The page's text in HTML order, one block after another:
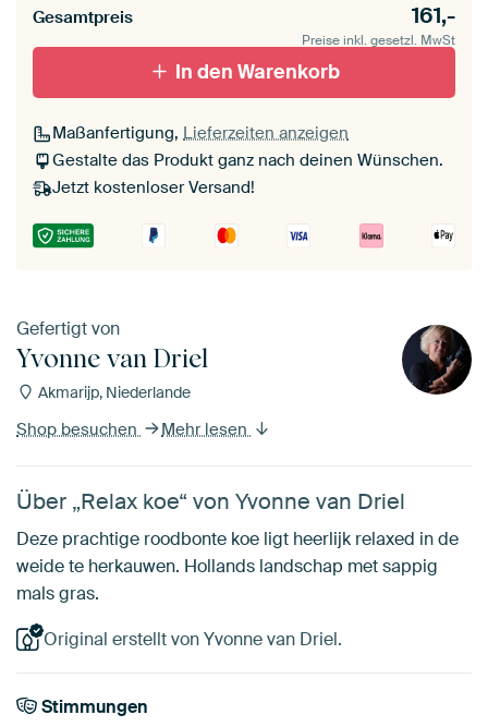
Gesamtpreis 161,-
Preise inkl. gesetzl. MwSt
In den Warenkorb
Maßanfertigung, Lieferzeiten anzeigen
Gestalte das Produkt ganz nach deinen Wünschen.
Jetzt kostenloser Versand!
Gefertigt von
Yvonne van Driel
Akmarijp, Niederlande
Shop besuchen Mehr lesen
Über „Relax koe“ von Yvonne van Driel
Deze prachtige roodbonte koe ligt heerlijk relaxed in de
weide te herkauwen. Hollands landschap met sappig
mals gras.
Original erstellt von Yvonne van Driel.
Stimmungen